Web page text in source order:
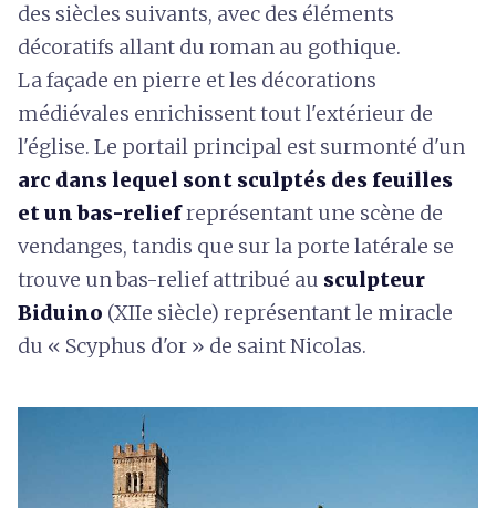
des siècles suivants, avec des éléments
décoratifs allant du roman au gothique.
La façade en pierre et les décorations
médiévales enrichissent tout l'extérieur de
l'église. Le portail principal est surmonté d'un
arc dans lequel sont sculptés des feuilles
et un bas-reliefreprésentant une scène de
vendanges, tandis que sur la porte latérale se
trouve un bas-relief attribué au sculpteur
Biduino (XIIe siècle) représentant le miracle
du « Scyphus d'or » de saint Nicolas.